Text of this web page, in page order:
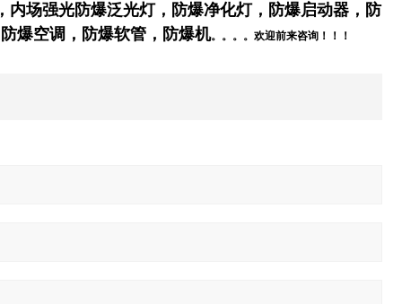
内场强光防爆泛光灯，防爆净化灯，防爆启动器，防
爆空调，防爆软管，防爆机。。。。欢迎前来咨询！！！